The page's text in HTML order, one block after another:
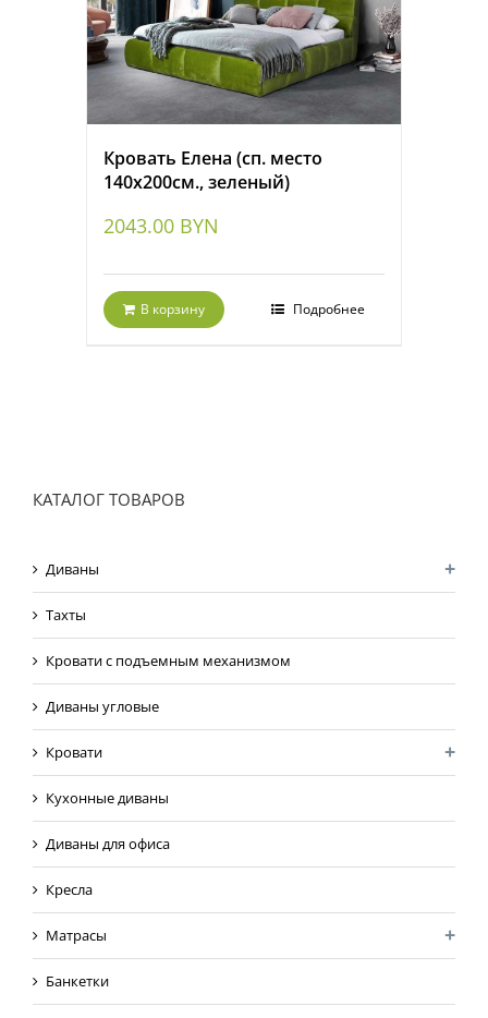
Кровать Елена (сп. место
140х200см., зеленый)
2043.00 BYN
В корзину Подробнее
КАТАЛОГ ТОВАРОВ
Диваны
Тахты
Кровати с подъемным механизмом
Диваны угловые
Кровати
Кухонные диваны
Диваны для офиса
Кресла
Матрасы
Банкетки